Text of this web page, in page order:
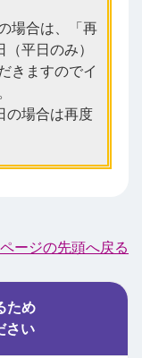
場合は、「再
平日のみ）
きますのでイ
の場合は再度
ージの先頭へ戻る
ため
さい